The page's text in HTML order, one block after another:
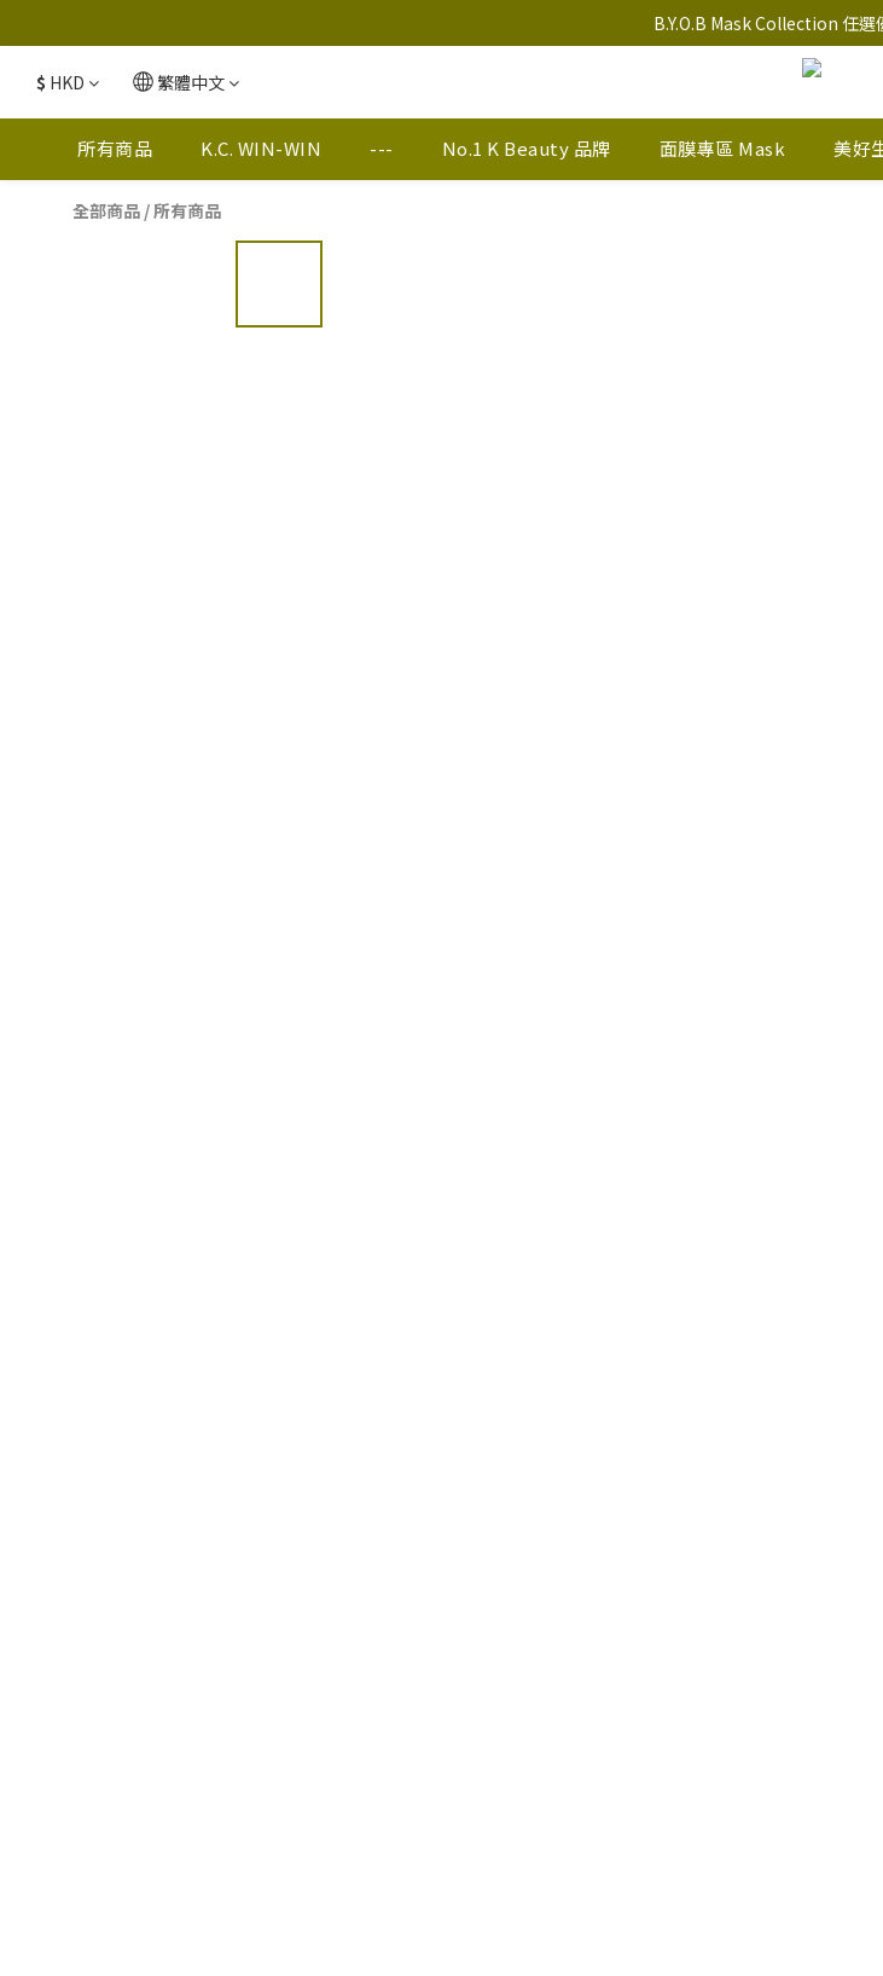
註冊新會員送 $20 馬上使用，會員可
B.Y.O.B Mask Collection 任選
註冊新會員送 $20 馬上使用，會員可
$ HKD 繁體中文
所有商品 K.C. WIN-WIN --- No.1 K Beauty 品牌 面膜專區 Mask 美好
全部商品 /所有商品